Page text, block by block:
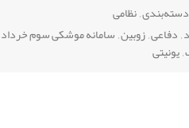
,نظامی
,دفاعی,زوبین,سامانه موشکی سوم خرداد
,یونیتی